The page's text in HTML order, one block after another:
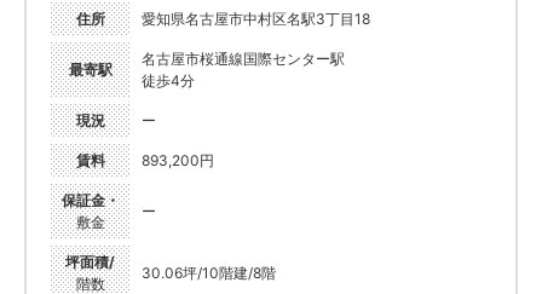
住所 愛知県名古屋市中村区名駅3丁目18
最寄駅
名古屋市桜通線国際センター駅
徒歩4分
現況 ー
賃料 893,200円
保証金・
敷金
ー
坪面積/
階数
30.06坪/10階建/8階